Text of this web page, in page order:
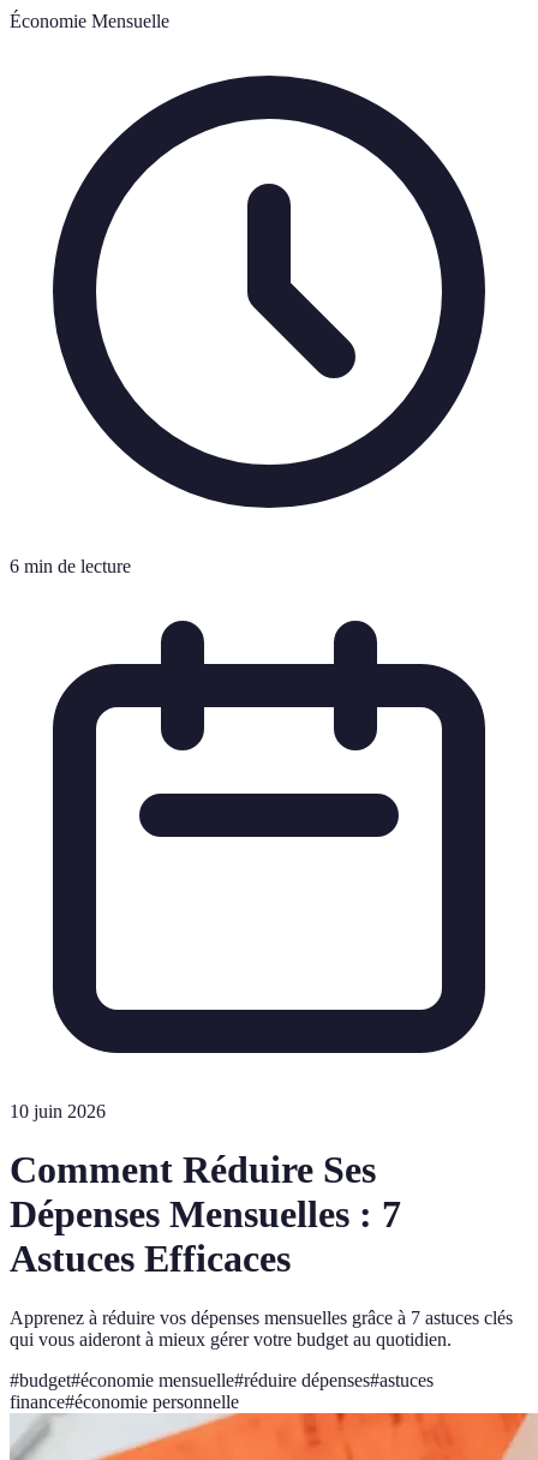
Économie Mensuelle
6 min de lecture
10 juin 2026
Comment Réduire Ses
Dépenses Mensuelles : 7
Astuces Efficaces
Apprenez à réduire vos dépenses mensuelles grâce à 7 astuces clés
qui vous aideront à mieux gérer votre budget au quotidien.
#budget#économie mensuelle#réduire dépenses#astuces
finance#économie personnelle